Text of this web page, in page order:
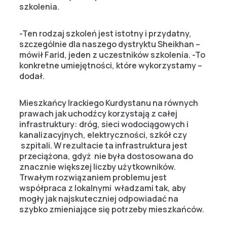
szkolenia.
-Ten rodzaj szkoleń jest istotny i przydatny,
szczególnie dla naszego dystryktu Sheikhan –
mówił Farid, jeden z uczestników szkolenia. -To
konkretne umiejętności, które wykorzystamy –
dodał.
Mieszkańcy Irackiego Kurdystanu na równych
prawach jak uchodźcy korzystają z całej
infrastruktury: dróg, sieci wodociągowych i
kanalizacyjnych, elektryczności, szkół czy
szpitali. W rezultacie ta infrastruktura jest
przeciążona, gdyż nie była dostosowana do
znacznie większej liczby użytkowników.
Trwałym rozwiązaniem problemu jest
współpraca z lokalnymi władzami tak, aby
mogły jak najskuteczniej odpowiadać na
szybko zmieniające się potrzeby mieszkańców.